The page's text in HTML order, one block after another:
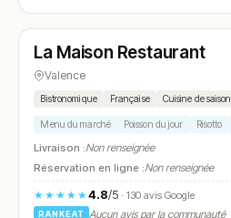
N° 9
La Maison Restaurant
Valence
Bistronomique Française Cuisine de saison
Menu du marché Poisson du jour Risotto
Livraison :Non renseignée
Réservation en ligne :Non renseignée
★★★★★4.8/5· 130 avis Google
RANKEAT Aucun avis par la communauté